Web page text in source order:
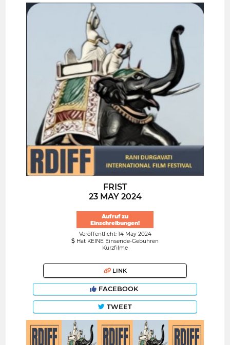
FRIST
23 MAY 2024
Aufruf zu
Einschreibungen!
Veröffentlicht: 14 May 2024
Hat KEINE Einsende-Gebühren
Kurzfilme
LINK
FACEBOOK
TWEET